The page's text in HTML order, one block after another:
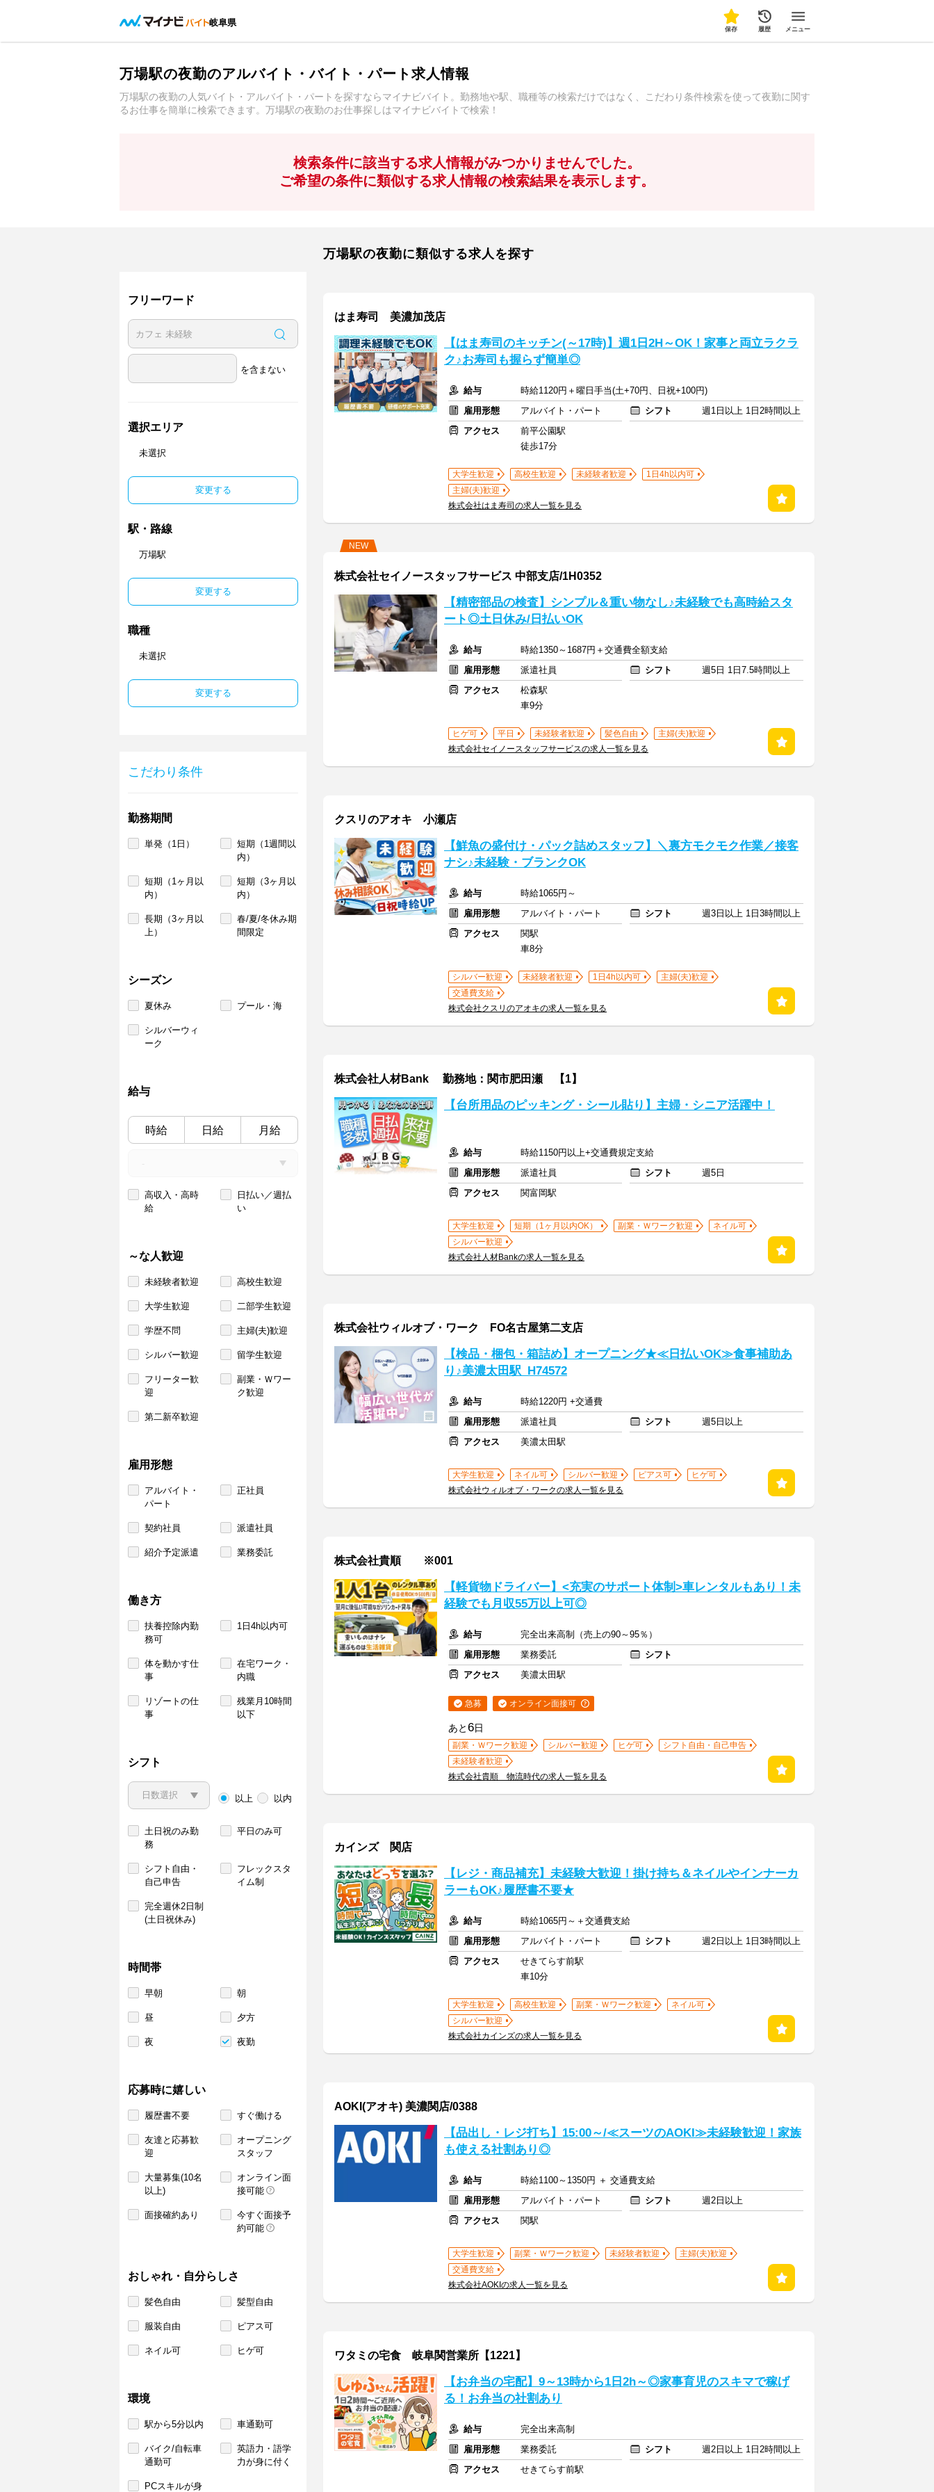
岐阜県
保存 履歴 メニュー
万場駅の夜勤のアルバイト・バイト・パート求人情報
万場駅の夜勤の人気バイト・アルバイト・パートを探すならマイナビバイト。勤務地や駅、職種等の検索だけではなく、こだわり条件検索を使って夜勤に関す
るお仕事を簡単に検索できます。万場駅の夜勤のお仕事探しはマイナビバイトで検索！
検索条件に該当する求人情報がみつかりませんでした。
ご希望の条件に類似する求人情報の検索結果を表示します。
フリーワード
を含まない
選択エリア
未選択
変更する
駅・路線
万場駅
変更する
職種
未選択
変更する
こだわり条件
勤務期間
単発（1日）
短期（1週間以
内）
短期（1ヶ月以
内）
短期（3ヶ月以
内）
長期（3ヶ月以
上）
春/夏/冬休み期
間限定
シーズン
夏休み プール・海
シルバーウィ
ーク
給与
時給 日給 月給
高収入・高時
給
日払い／週払
い
～な人歓迎
未経験者歓迎 高校生歓迎
大学生歓迎 二部学生歓迎
学歴不問 主婦(夫)歓迎
シルバー歓迎 留学生歓迎
フリーター歓
迎
副業・Ｗワー
ク歓迎
第二新卒歓迎
雇用形態
アルバイト・
パート
正社員
契約社員 派遣社員
紹介予定派遣 業務委託
働き方
扶養控除内勤
務可
1日4h以内可
体を動かす仕
事
在宅ワーク・
内職
リゾートの仕
事
残業月10時間
以下
シフト
以上 以内
土日祝のみ勤
務
平日のみ可
シフト自由・
自己申告
フレックスタ
イム制
完全週休2日制
(土日祝休み)
時間帯
早朝 朝
昼 夕方
夜 夜勤
応募時に嬉しい
履歴書不要 すぐ働ける
友達と応募歓
迎
オープニング
スタッフ
大量募集(10名
以上)
オンライン面
接可能
面接確約あり
今すぐ面接予
約可能
おしゃれ・自分らしさ
髪色自由 髪型自由
服装自由 ピアス可
ネイル可 ヒゲ可
環境
駅から5分以内 車通勤可
バイク/自転車
通勤可
英語力・語学
力が身に付く
PCスキルが身
万場駅の夜勤に類似する求人を探す
はま寿司 美濃加茂店
【はま寿司のキッチン(～17時)】週1日2H～OK！家事と両立ラクラ
ク♪お寿司も握らず簡単◎
給与
時給1120円＋曜日手当(土+70円、日祝+100円)
雇用形態
アルバイト・パート シフト
週1日以上 1日2時間以上
アクセス
前平公園駅
徒歩17分
大学生歓迎 高校生歓迎 未経験者歓迎
1日4h以内可
主婦(夫)歓迎
株式会社はま寿司の求人一覧を見る
NEW
株式会社セイノースタッフサービス 中部支店/1H0352
【精密部品の検査】シンプル＆重い物なし♪未経験でも高時給スタ
ート◎土日休み/日払いOK
給与
時給1350～1687円＋交通費全額支給
雇用形態
派遣社員 シフト
週5日 1日7.5時間以上
アクセス
松森駅
車9分
ヒゲ可 平日 未経験者歓迎 髪色自由
主婦(夫)歓迎
株式会社セイノースタッフサービスの求人一覧を見る
クスリのアオキ 小瀬店
【鮮魚の盛付け・パック詰めスタッフ】＼裏方モクモク作業／接客
ナシ♪未経験・ブランクOK
給与
時給1065円～
雇用形態
アルバイト・パート シフト
週3日以上 1日3時間以上
アクセス
関駅
車8分
シルバー歓迎 未経験者歓迎 1日4h以内可
主婦(夫)歓迎
交通費支給
株式会社クスリのアオキの求人一覧を見る
株式会社人材Bank 勤務地：関市肥田瀬 【1】
【台所用品のピッキング・シール貼り】主婦・シニア活躍中！
給与
時給1150円以上+交通費規定支給
雇用形態
派遣社員 シフト
週5日
アクセス
関富岡駅
大学生歓迎 短期（1ヶ月以内OK） 副業・Ｗワーク歓迎
ネイル可
シルバー歓迎
株式会社人材Bankの求人一覧を見る
株式会社ウィルオブ・ワーク FO名古屋第二支店
【検品・梱包・箱詰め】オープニング★≪日払いOK≫食事補助あ
り♪美濃太田駅_H74572
給与
時給1220円 +交通費
雇用形態
派遣社員 シフト
週5日以上
アクセス
美濃太田駅
大学生歓迎 ネイル可 シルバー歓迎 ピアス可
ヒゲ可
株式会社ウィルオブ・ワークの求人一覧を見る
株式会社貴順 ※001
【軽貨物ドライバー】<充実のサポート体制>車レンタルもあり！未
経験でも月収55万以上可◎
給与
完全出来高制（売上の90～95％）
雇用形態
業務委託
シフト
アクセス
美濃太田駅
急募 オンライン面接可
あと6日
副業・Ｗワーク歓迎 シルバー歓迎 ヒゲ可
シフト自由・自己申告
未経験者歓迎
株式会社貴順 物流時代の求人一覧を見る
カインズ 関店
【レジ・商品補充】未経験大歓迎！掛け持ち＆ネイルやインナーカ
ラーもOK♪履歴書不要★
給与
時給1065円～＋交通費支給
雇用形態
アルバイト・パート シフト
週2日以上 1日3時間以上
アクセス
せきてらす前駅
車10分
大学生歓迎 高校生歓迎 副業・Ｗワーク歓迎
ネイル可
シルバー歓迎
株式会社カインズの求人一覧を見る
AOKI(アオキ) 美濃関店/0388
【品出し・レジ打ち】15:00～/≪スーツのAOKI≫未経験歓迎！家族
も使える社割あり◎
給与
時給1100～1350円 ＋ 交通費支給
雇用形態
アルバイト・パート シフト
週2日以上
アクセス
関駅
大学生歓迎 副業・Ｗワーク歓迎 未経験者歓迎
主婦(夫)歓迎
交通費支給
株式会社AOKIの求人一覧を見る
ワタミの宅食 岐阜関営業所【1221】
【お弁当の宅配】9～13時から1日2h～◎家事育児のスキマで稼げ
る！お弁当の社割あり
給与
完全出来高制
雇用形態
業務委託 シフト
週2日以上 1日2時間以上
アクセス
せきてらす前駅